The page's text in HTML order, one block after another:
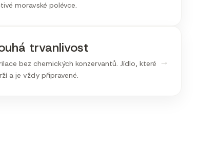
moravské polévce.
→
trvanlivost
bez chemických konzervantů. Jídlo, které
a je vždy připravené.